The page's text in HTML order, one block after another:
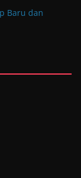
Baru dan